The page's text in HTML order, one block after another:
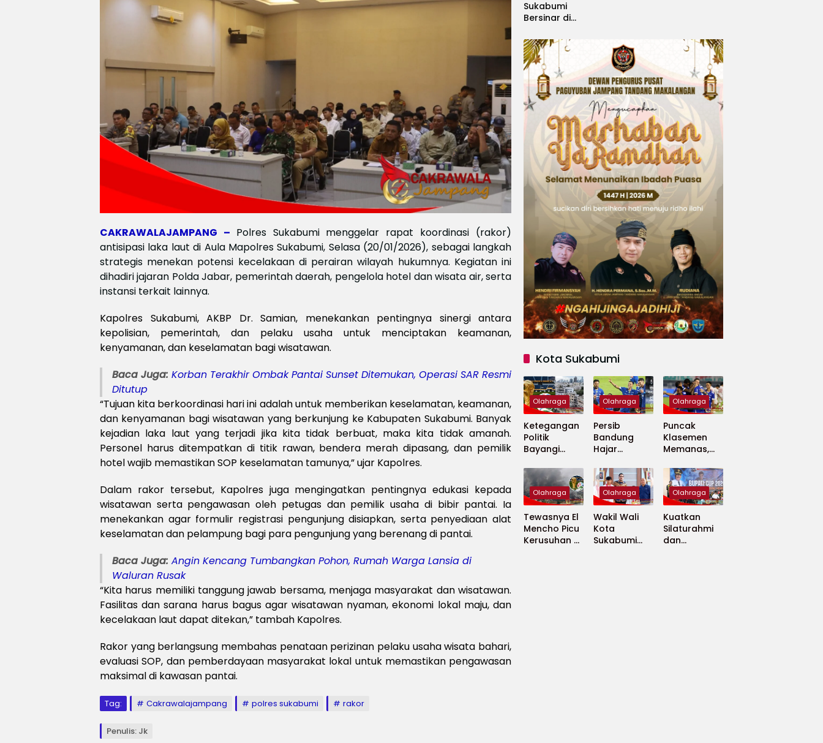
CAKRAWALAJAMPANG – Polres Sukabumi menggelar rapat koordinasi (rakor)
antisipasi laka laut di Aula Mapolres Sukabumi, Selasa (20/01/2026), sebagai langkah
strategis menekan potensi kecelakaan di perairan wilayah hukumnya. Kegiatan ini
dihadiri jajaran Polda Jabar, pemerintah daerah, pengelola hotel dan wisata air, serta
instansi terkait lainnya.
Kapolres Sukabumi, AKBP Dr. Samian, menekankan pentingnya sinergi antara
kepolisian, pemerintah, dan pelaku usaha untuk menciptakan keamanan,
kenyamanan, dan keselamatan bagi wisatawan.
Baca Juga: Korban Terakhir Ombak Pantai Sunset Ditemukan, Operasi SAR Resmi
Ditutup
“Tujuan kita berkoordinasi hari ini adalah untuk memberikan keselamatan, keamanan,
dan kenyamanan bagi wisatawan yang berkunjung ke Kabupaten Sukabumi. Banyak
kejadian laka laut yang terjadi jika kita tidak berbuat, maka kita tidak amanah.
Personel harus ditempatkan di titik rawan, bendera merah dipasang, dan pemilik
hotel wajib memastikan SOP keselamatan tamunya,” ujar Kapolres.
Dalam rakor tersebut, Kapolres juga mengingatkan pentingnya edukasi kepada
wisatawan serta pengawasan oleh petugas dan pemilik usaha di bibir pantai. Ia
menekankan agar formulir registrasi pengunjung disiapkan, serta penyediaan alat
keselamatan dan pelampung bagi para pengunjung yang berenang di pantai.
Baca Juga: Angin Kencang Tumbangkan Pohon, Rumah Warga Lansia di
Waluran Rusak
“Kita harus memiliki tanggung jawab bersama, menjaga masyarakat dan wisatawan.
Fasilitas dan sarana harus bagus agar wisatawan nyaman, ekonomi lokal maju, dan
kecelakaan laut dapat ditekan,” tambah Kapolres.
Rakor yang berlangsung membahas penataan perizinan pelaku usaha wisata bahari,
evaluasi SOP, dan pemberdayaan masyarakat lokal untuk memastikan pengawasan
maksimal di kawasan pantai.
Tag: Cakrawalajampang polres sukabumi rakor
Penulis: Jk
Sukabumi
Bersinar di
Gelar
Bergengsi
Ajang Idol
Kids
International
2026
Kota Sukabumi
Olahraga
Ketegangan
Politik
Bayangi
Piala Dunia
2026
Olahraga
Persib
Bandung
Hajar
United 5-0,
Perkuat
Puncak
Klasemen BRI
Super
League
Olahraga
Puncak
Klasemen
Memanas,
Persija Saling
Tekan
Olahraga
Tewasnya El
Mencho Picu
Kerusuhan di
Olahraga
Wakil Wali
Kota
Sukabumi
Olahraga
Kuatkan
Silaturahmi
dan